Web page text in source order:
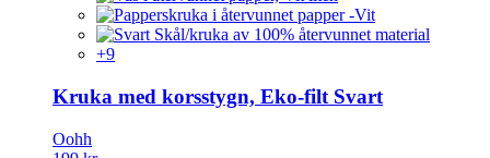
+9
Kruka med korsstygn, Eko-filt Svart
Oohh